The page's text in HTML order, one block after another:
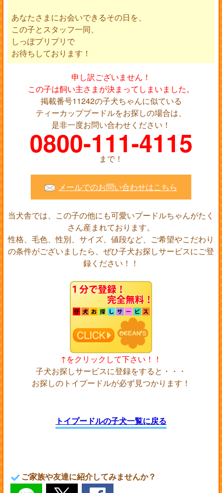
あなたさまにお会いできるその日を、
この子とスタッフ一同、
しっぽプリプリで
お待ちしております！
申し訳ございません！
この子は飼い主さまが決まってしまいました。
掲載番号11242の子犬ちゃんに似ている
ティーカッププードルをお探しの場合は、
是非一度お問い合わせください！
0800-111-4115
まで！
メールでのお問い合わせはこちら
当犬舎では、この子の他にも可愛いプードルちゃんがたく
さん産まれております。
性格、毛色、性別、サイズ、値段など、ご希望やこだわり
の条件がございましたら、ぜひ子犬お探しサービスにご登
録ください！！
↑をクリックして下さい！！
子犬お探しサービスに登録をすると・・・
お探しのトイプードルが必ず見つかります！
トイプードルの子犬一覧に戻る
ご家族や友達に紹介してみませんか？